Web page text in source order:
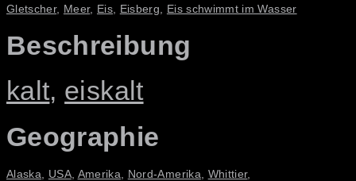
Gletscher, Meer, Eis, Eisberg, Eis schwimmt im Wasser
Beschreibung
kalt, eiskalt
Geographie
Alaska USA, Amerika Nord-Amerika Whittier,